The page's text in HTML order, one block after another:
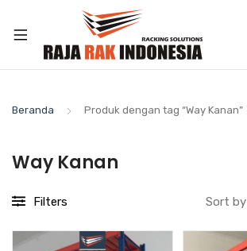
Beranda Produk dengan tag “Way Kanan”
Way Kanan
Filters Sort by